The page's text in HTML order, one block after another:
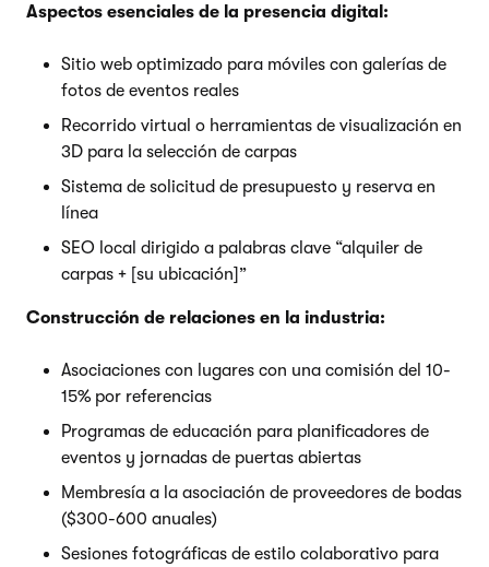
Aspectos esenciales de la presencia digital:
Sitio web optimizado para móviles con galerías de
fotos de eventos reales
Recorrido virtual o herramientas de visualización en
3D para la selección de carpas
Sistema de solicitud de presupuesto y reserva en
línea
SEO local dirigido a palabras clave “alquiler de
carpas + [su ubicación]”
Construcción de relaciones en la industria:
Asociaciones con lugares con una comisión del 10-
15% por referencias
Programas de educación para planificadores de
eventos y jornadas de puertas abiertas
Membresía a la asociación de proveedores de bodas
($300-600 anuales)
Sesiones fotográficas de estilo colaborativo para